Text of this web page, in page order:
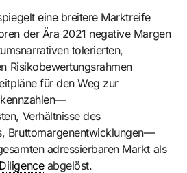
eine breitere Marktreife
der Ära 2021 negative Margen
tolerierten,
Risikobewertungsrahmen
für den Weg zur
Verhältnisse des
Bruttomargenentwicklungen—
adressierbaren Markt als
abgelöst.